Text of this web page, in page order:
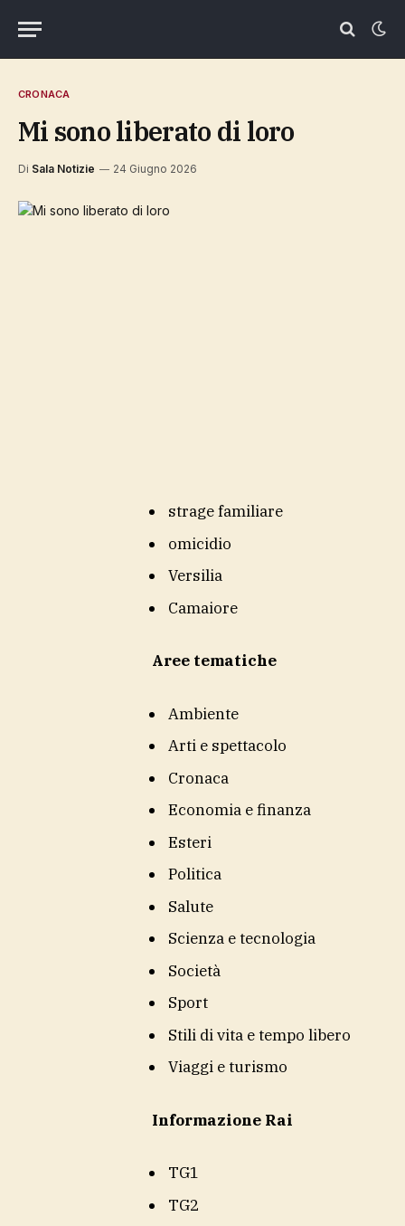
CRONACA
Mi sono liberato di loro
Di Sala Notizie 24 Giugno 2026
strage familiare
omicidio
Versilia
Camaiore
Aree tematiche
Ambiente
Arti e spettacolo
Cronaca
Economia e finanza
Esteri
Politica
Salute
Scienza e tecnologia
Società
Sport
Stili di vita e tempo libero
Viaggi e turismo
Informazione Rai
TG1
TG2